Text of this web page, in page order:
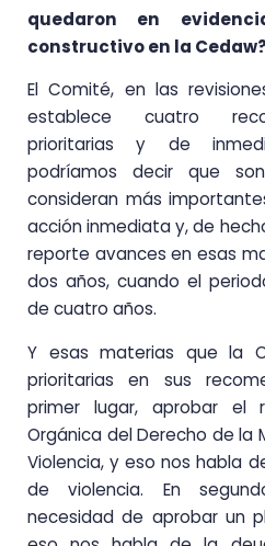
quedaron en
constructivo en la Cedaw?
El Comité, en las
establece cuatro
prioritarias y de
podríamos decir que
consideran más
acción inmediata y, de
reporte avances en esas
dos años, cuando el
de cuatro años.
Y esas materias que la
prioritarias en sus
primer lugar, aprobar el
Orgánica del Derecho de la
Violencia, y eso nos habla
de violencia. En
necesidad de aprobar un